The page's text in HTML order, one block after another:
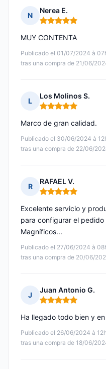
N
Nerea E.
Nota: 5 de 5
Publicado el 01/07/2024 à
tras una compra de 21/06/
MUY CONTENTA
L
Los Molinos S.
Nota: 5 de 5
Publicado el 30/06/2024 à
tras una compra de 22/06/
Marco de gran calidad.
R
RAFAEL V.
Nota: 5 de 5
Publicado el 27/06/2024 à
tras una compra de 20/06/
Excelente servicio y
para configurar el
Magníficos...
J
Juan Antonio G.
Nota: 5 de 5
Publicado el 26/06/2024 à
tras una compra de 18/06/
Ha llegado todo bien y